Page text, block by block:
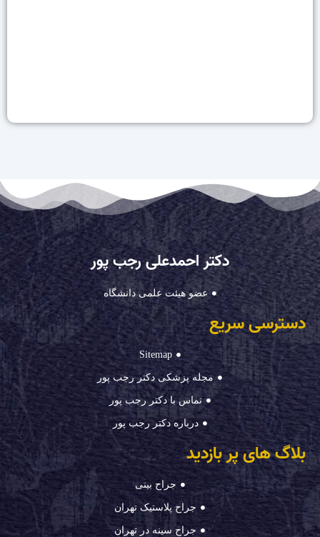
دکتر احمدعلی رجب پور
عضو هیئت علمی دانشگاه
دسترسی سریع
Sitemap
مجله پزشکی دکتر رجب پور
تماس با دکتر رجب پور
درباره دکتر رجب پور
بلاگ های پر بازدید
جراح بینی
جراح پلاستیک تهران
جراح سینه در تهران